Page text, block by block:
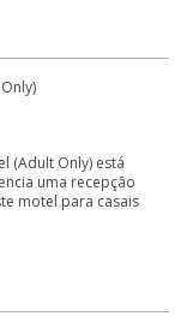
(Adult Only) está
uma recepção